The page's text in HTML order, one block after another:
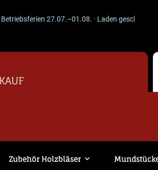
27.07.–01.08. · Laden geschlossen ·
Zubehör Holzbläser